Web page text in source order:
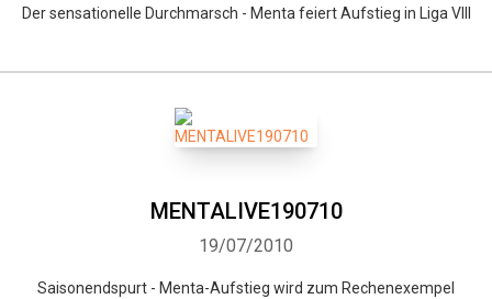
Der sensationelle Durchmarsch - Menta feiert Aufstieg in Liga VIII
MENTALIVE190710
19/07/2010
Saisonendspurt - Menta-Aufstieg wird zum Rechenexempel